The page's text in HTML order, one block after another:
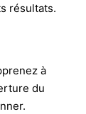
résultats.
à
du